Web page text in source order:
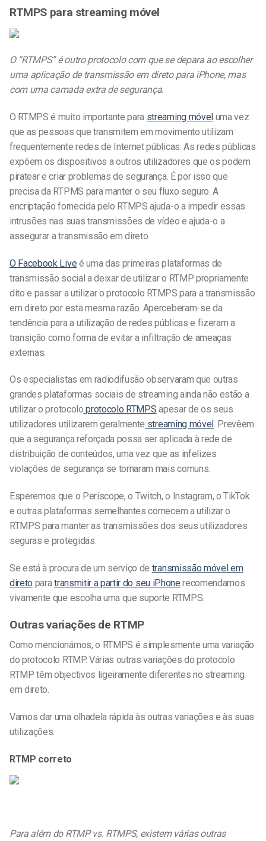
RTMPS para streaming móvel
O “RTMPS” é outro protocolo com que se depara ao escolher
uma aplicação de transmissão em direto para iPhone, mas
com uma camada extra de segurança.
O RTMPS é muito importante para streaming móveluma vez
que as pessoas que transmitem em movimento utilizam
frequentemente redes de Internet públicas. As redes públicas
expõem os dispositivos a outros utilizadores que os podem
piratear e criar problemas de segurança. É por isso que
precisa da RTPMS para manter o seu fluxo seguro. A
encriptação fornecida pelo RTMPS ajuda-o a impedir essas
intrusões nas suas transmissões de vídeo e ajuda-o a
assegurar a transmissão em direto.
O Facebook Live é uma das primeiras plataformas de
transmissão social a deixar de utilizar o RTMP propriamente
dito e passar a utilizar o protocolo RTMPS para a transmissão
em direto por esta mesma razão. Aperceberam-se da
tendência para a utilização de redes públicas e fizeram a
transição como forma de evitar a infiltração de ameaças
externas.
Os especialistas em radiodifusão observaram que outras
grandes plataformas sociais de streaming ainda não estão a
utilizar o protocolo protocolo RTMPS apesar de os seus
utilizadores utilizarem geralmente streaming móvel. Prevêem
que a segurança reforçada possa ser aplicada à rede de
distribuição de conteúdos, uma vez que as infelizes
violações de segurança se tornaram mais comuns.
Esperemos que o Periscope, o Twitch, o Instagram, o TikTok
e outras plataformas semelhantes comecem a utilizar o
RTMPS para manter as transmissões dos seus utilizadores
seguras e protegidas.
Se está à procura de um serviço de transmissão móvel em
direto paratransmitir a partir do seu iPhone recomendamos
vivamente que escolha uma que suporte RTMPS.
Outras variações de RTMP
Como mencionámos, o RTMPS é simplesmente uma variação
do protocolo RTMP. Várias outras variações do protocolo
RTMP têm objectivos ligeiramente diferentes no streaming
em direto.
Vamos dar uma olhadela rápida às outras variações e às suas
utilizações.
RTMP correto
Para além do RTMP vs. RTMPS, existem várias outras